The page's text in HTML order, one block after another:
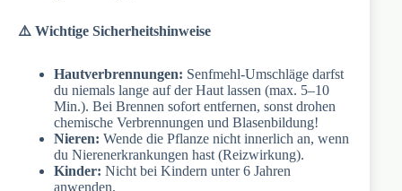
⚠️ Wichtige Sicherheitshinweise
Hautverbrennungen: Senfmehl-Umschläge darfst
du niemals lange auf der Haut lassen (max. 5–10
Min.). Bei Brennen sofort entfernen, sonst drohen
chemische Verbrennungen und Blasenbildung!
Nieren: Wende die Pflanze nicht innerlich an, wenn
du Nierenerkrankungen hast (Reizwirkung).
Kinder: Nicht bei Kindern unter 6 Jahren
anwenden.